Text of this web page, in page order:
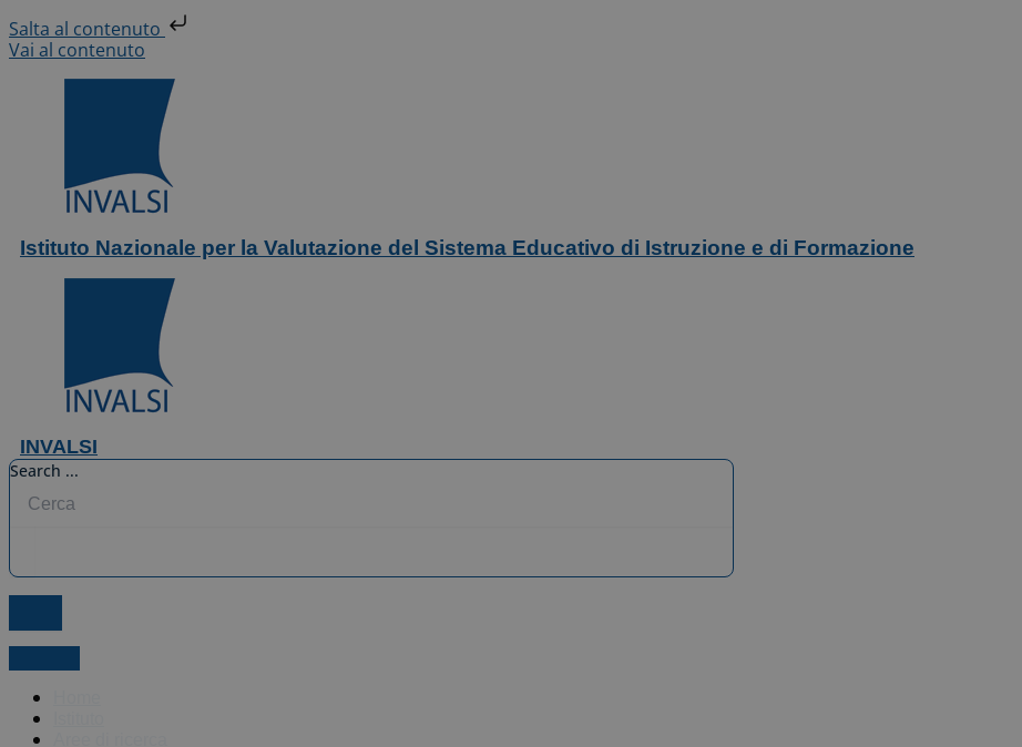
Salta al contenuto
Vai al contenuto
Istituto Nazionale per la Valutazione del Sistema Educativo di Istruzione e di Formazione
INVALSI
Search ...